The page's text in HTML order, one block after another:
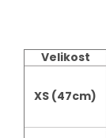
Velikost
XS (47cm)